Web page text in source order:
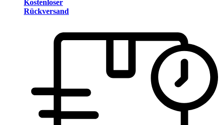
Kostenloser
Rückversand